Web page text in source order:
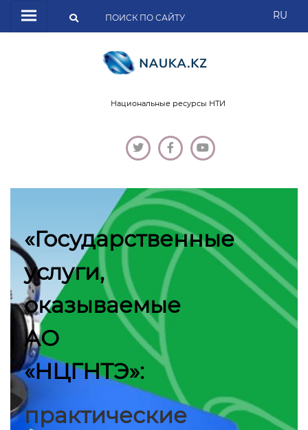
RU
Национальные ресурсы НТИ
«Государственные
услуги,
оказываемые
АО
«НЦГНТЭ»:
практические